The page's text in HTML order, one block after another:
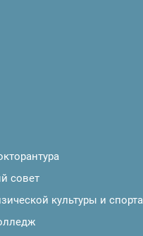
совет
культуры и спорта